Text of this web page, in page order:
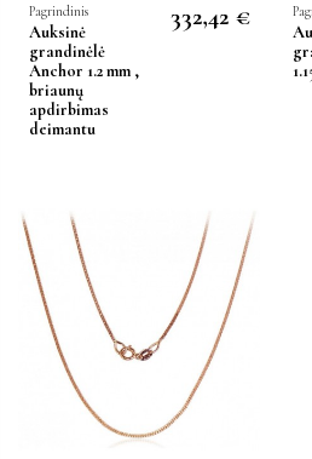
Pagrindinis
Auksinė
grandinėlė
Anchor 1.2 mm ,
briaunų
apdirbimas
deimantu
332,42 €